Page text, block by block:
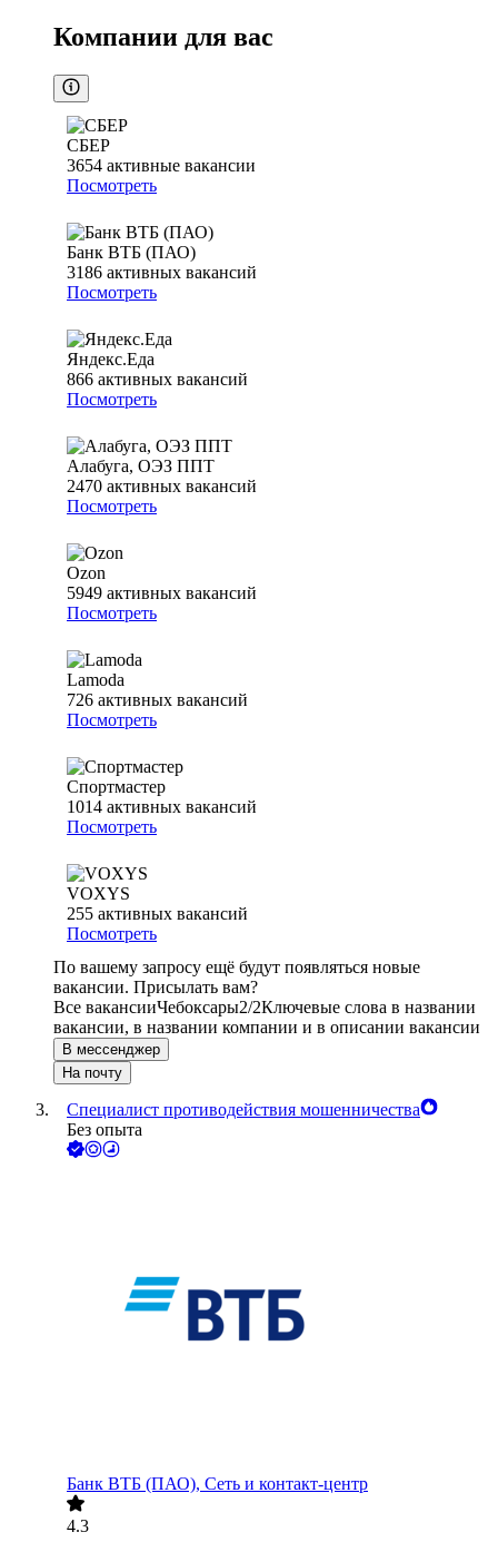
Компании для вас
СБЕР
3654 активные вакансии
Посмотреть
Банк ВТБ (ПАО)
3186 активных вакансий
Посмотреть
Яндекс.Еда
866 активных вакансий
Посмотреть
Алабуга, ОЭЗ ППТ
2470 активных вакансий
Посмотреть
Ozon
5949 активных вакансий
Посмотреть
Lamoda
726 активных вакансий
Посмотреть
Спортмастер
1014 активных вакансий
Посмотреть
VOXYS
255 активных вакансий
Посмотреть
По вашему запросу ещё будут появляться новые
вакансии. Присылать вам?
Все вакансииЧебоксары2/2Ключевые слова в названии
вакансии, в названии компании и в описании вакансии
В мессенджер
На почту
Специалист противодействия мошенничества
Без опыта
Банк ВТБ (ПАО), Сеть и контакт-центр
4.3